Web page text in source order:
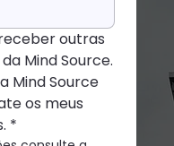
outras
Mind Source.
Mind Source
os meus
*